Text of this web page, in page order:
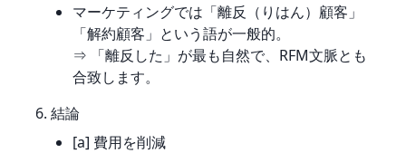
マーケティングでは「離反（りはん）顧客」
「解約顧客」という語が一般的。
⇒ 「離反した」が最も自然で、RFM文脈とも
合致します。
結論
[a] 費用を削減